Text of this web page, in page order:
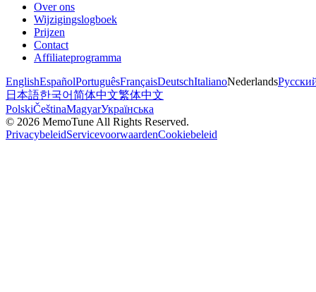
Over ons
Wijzigingslogboek
Prijzen
Contact
Affiliateprogramma
EnglishEspañolPortuguêsFrançaisDeutschItalianoNederlands
日本語한국어简体中文繁体中文
PolskiČeštinaMagyarУкраїнська
© 2026 MemoTune All Rights Reserved.
PrivacybeleidServicevoorwaardenCookiebeleid